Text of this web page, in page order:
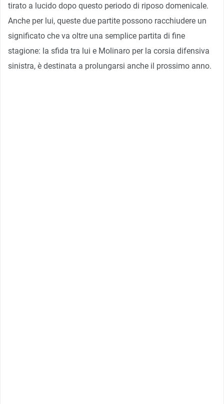
tirato a lucido dopo questo periodo di riposo domenicale.
Anche per lui, queste due partite possono racchiudere un
significato che va oltre una semplice partita di fine
stagione: la sfida tra lui e Molinaro per la corsia difensiva
sinistra, è destinata a prolungarsi anche il prossimo anno.